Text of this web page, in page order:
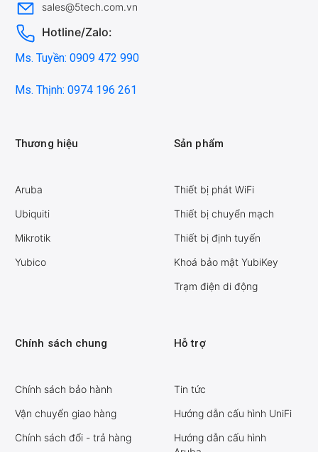
sales@5tech.com.vn
Hotline/Zalo:
Ms. Tuyền: 0909 472 990
Ms. Thịnh: 0974 196 261
Thương hiệu
Aruba
Ubiquiti
Mikrotik
Yubico
Sản phẩm
Thiết bị phát WiFi
Thiết bị chuyển mạch
Thiết bị định tuyến
Khoá bảo mật YubiKey
Trạm điện di động
Chính sách chung
Chính sách bảo hành
Vận chuyển giao hàng
Chính sách đổi - trả hàng
Hỗ trợ
Tin tức
Hướng dẫn cấu hình UniFi
Hướng dẫn cấu hình